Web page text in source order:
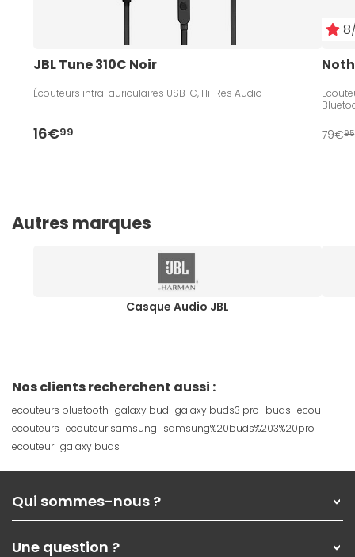
JBL Tune 310C Noir
Écouteurs intra-auriculaires USB-C, Hi-Res Audio
16€99 79€95
Autres marques
Casque Audio JBL
Nos clients recherchent aussi :
ecouteurs bluetooth galaxy bud galaxy buds3 pro buds ecou
ecouteurs ecouteur samsung samsung%20buds%203%20pro
ecouteur galaxy buds
Qui sommes-nous ?
Nos services
Une question ?